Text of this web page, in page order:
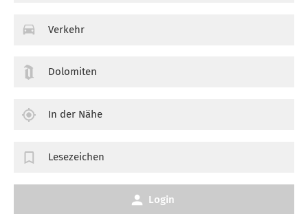
Verkehr
Dolomiten
In der Nähe
Lesezeichen
Login